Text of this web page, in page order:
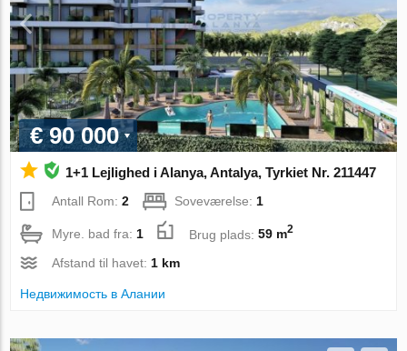
€ 90 000
1+1 Lejlighed i Alanya, Antalya, Tyrkiet Nr. 211447
Antall Rom:2 Soveværelse: 1
Myre. bad fra:1 Brug plads:59 m2
Afstand til havet:1 km
Недвижимость в Алании